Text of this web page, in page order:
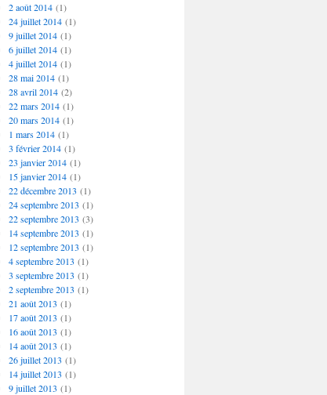
2 août 2014(1)
24 juillet 2014(1)
9 juillet 2014(1)
6 juillet 2014(1)
4 juillet 2014(1)
28 mai 2014(1)
28 avril 2014(2)
22 mars 2014(1)
20 mars 2014(1)
1 mars 2014(1)
3 février 2014(1)
23 janvier 2014(1)
15 janvier 2014(1)
22 décembre 2013 (1)
24 septembre 2013 (1)
22 septembre 2013 (3)
14 septembre 2013 (1)
12 septembre 2013 (1)
4 septembre 2013 (1)
3 septembre 2013 (1)
2 septembre 2013 (1)
21 août 2013 (1)
17 août 2013 (1)
16 août 2013 (1)
14 août 2013 (1)
26 juillet 2013 (1)
14 juillet 2013 (1)
9 juillet 2013 (1)